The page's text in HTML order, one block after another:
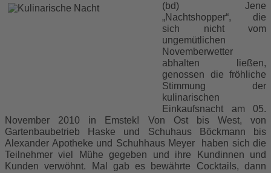
(bd) Jene
„Nachtshopper“, die
sich nicht vom
ungemütlichen
Novemberwetter
abhalten ließen,
genossen die fröhliche
Stimmung der
kulinarischen
Einkaufsnacht am 05.
November 2010 in Emstek! Von Ost bis West, von
Gartenbaubetrieb Haske und Schuhaus Böckmann bis
Alexander Apotheke und Schuhhaus Meyer haben sich die
Teilnehmer viel Mühe gegeben und ihre Kundinnen und
Kunden verwöhnt. Mal gab es bewährte Cocktails, dann